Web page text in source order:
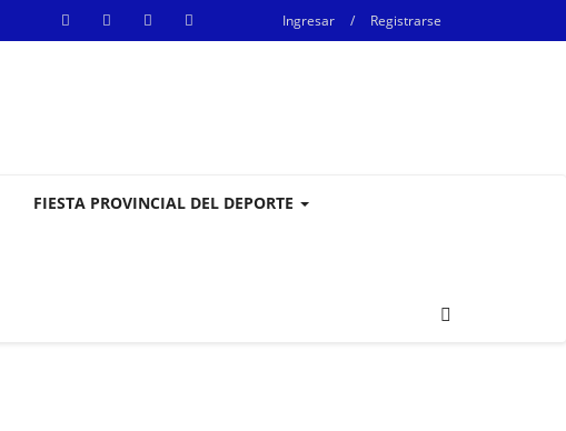
Ingresar / Registrarse
FIESTA PROVINCIAL DEL DEPORTE